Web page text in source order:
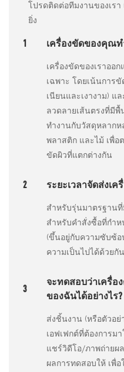
โปรดติดต่อทีมงานของเรา
ยิ่ง
1 เครื่องขัดของคุณท
เครื่องขัดของเราออ
เฉพาะ โดยเน้นการขั
เนียนและเงางาม) แ
ลวดลายเส้นตรงที่มีพื้
ทำงานกับวัสดุหลาก
พลาสติก และไม้ เพื่อ
ขัดผิวที่แตกต่างกัน
2 ระยะเวลาจัดส่งเค
สำหรับรุ่นมาตรฐาน
สำหรับคำสั่งซื้อที่กำห
(ขึ้นอยู่กับความซับซ้อ
ความเป็นไปได้ด้วยกั
3
จะทดสอบว่าเครื่อ
ของฉันได้อย่างไร?
ส่งชิ้นงาน (หรือตัวอย่
เอฟเฟกต์ที่ต้องการม
แชร์วิดีโอ/ภาพถ่ายผ
ผลการทดสอบให้ เพื่